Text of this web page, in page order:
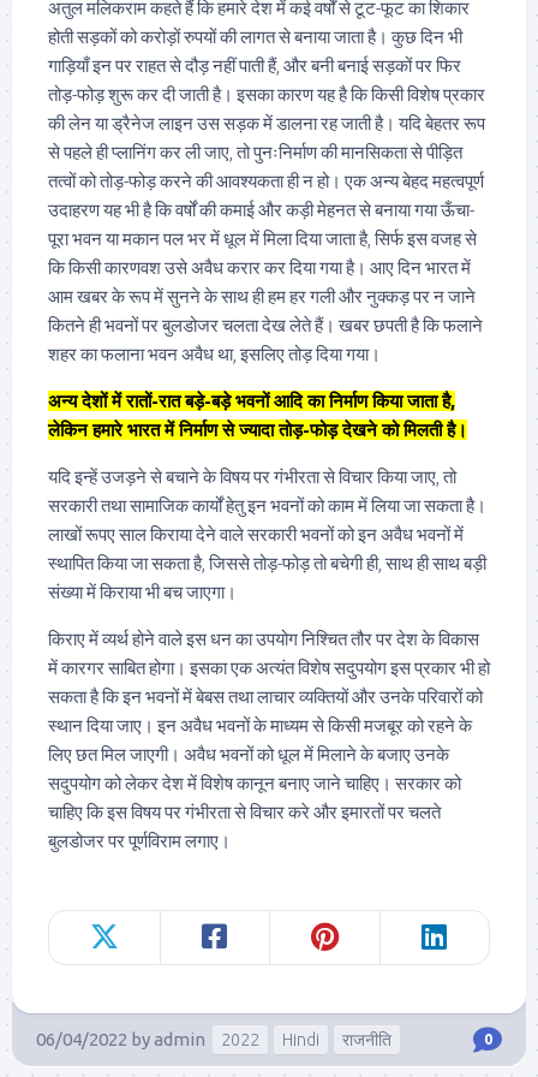
अतुल मलिकराम कहते हैं कि हमारे देश में कई वर्षों से टूट-फूट का शिकार
होती सड़कों को करोड़ों रुपयों की लागत से बनाया जाता है। कुछ दिन भी
गाड़ियाँ इन पर राहत से दौड़ नहीं पाती हैं, और बनी बनाई सड़कों पर फिर
तोड़-फोड़ शुरू कर दी जाती है। इसका कारण यह है कि किसी विशेष प्रकार
की लेन या ड्रैनेज लाइन उस सड़क में डालना रह जाती है। यदि बेहतर रूप
से पहले ही प्लानिंग कर ली जाए, तो पुनःनिर्माण की मानसिकता से पीड़ित
तत्वों को तोड़-फोड़ करने की आवश्यकता ही न हो। एक अन्य बेहद महत्वपूर्ण
उदाहरण यह भी है कि वर्षों की कमाई और कड़ी मेहनत से बनाया गया ऊँचा-
पूरा भवन या मकान पल भर में धूल में मिला दिया जाता है, सिर्फ इस वजह से
कि किसी कारणवश उसे अवैध करार कर दिया गया है। आए दिन भारत में
आम खबर के रूप में सुनने के साथ ही हम हर गली और नुक्कड़ पर न जाने
कितने ही भवनों पर बुलडोजर चलता देख लेते हैं। खबर छपती है कि फलाने
शहर का फलाना भवन अवैध था, इसलिए तोड़ दिया गया।
अन्य देशों में रातों-रात बड़े-बड़े भवनों आदि का निर्माण किया जाता है,
लेकिन हमारे भारत में निर्माण से ज्यादा तोड़-फोड़ देखने को मिलती है।
यदि इन्हें उजड़ने से बचाने के विषय पर गंभीरता से विचार किया जाए, तो
सरकारी तथा सामाजिक कार्यों हेतु इन भवनों को काम में लिया जा सकता है।
लाखों रूपए साल किराया देने वाले सरकारी भवनों को इन अवैध भवनों में
स्थापित किया जा सकता है, जिससे तोड़-फोड़ तो बचेगी ही, साथ ही साथ बड़ी
संख्या में किराया भी बच जाएगा।
किराए में व्यर्थ होने वाले इस धन का उपयोग निश्चित तौर पर देश के विकास
में कारगर साबित होगा। इसका एक अत्यंत विशेष सदुपयोग इस प्रकार भी हो
सकता है कि इन भवनों में बेबस तथा लाचार व्यक्तियों और उनके परिवारों को
स्थान दिया जाए। इन अवैध भवनों के माध्यम से किसी मजबूर को रहने के
लिए छत मिल जाएगी। अवैध भवनों को धूल में मिलाने के बजाए उनके
सदुपयोग को लेकर देश में विशेष कानून बनाए जाने चाहिए। सरकार को
चाहिए कि इस विषय पर गंभीरता से विचार करे और इमारतों पर चलते
बुलडोजर पर पूर्णविराम लगाए।
06/04/2022 byadmin 2022 Hindi राजनीति 0